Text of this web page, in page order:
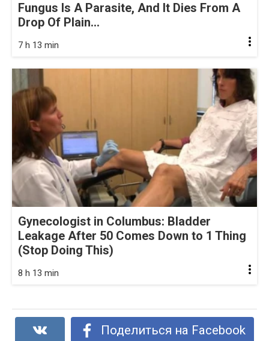
Fungus Is A Parasite, And It Dies From A
Drop Of Plain...
7 h 13 min
Gynecologist in Columbus: Bladder
Leakage After 50 Comes Down to 1 Thing
(Stop Doing This)
8 h 13 min
Поделиться на Facebook